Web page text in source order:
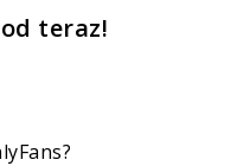
teraz!